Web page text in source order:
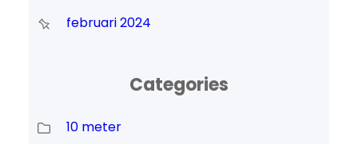
februari 2024
Categories
10 meter